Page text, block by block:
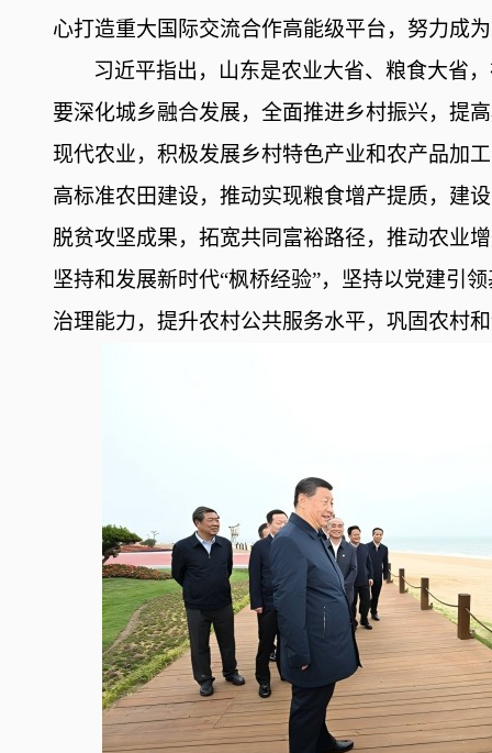
心打造重大国际交流合作高能级平台，努力成
习近平指出，山东是农业大省、粮食大省
要深化城乡融合发展，全面推进乡村振兴，提
现代农业，积极发展乡村特色产业和农产品加
高标准农田建设，推动实现粮食增产提质，建
脱贫攻坚成果，拓宽共同富裕路径，推动农业
坚持和发展新时代“枫桥经验”，坚持以党建引
治理能力，提升农村公共服务水平，巩固农村